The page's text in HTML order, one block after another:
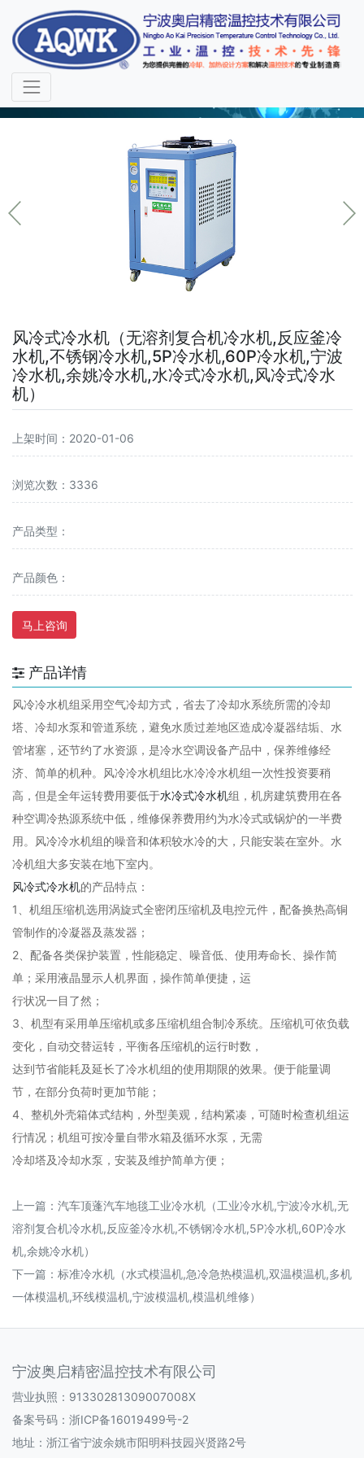
冷水机系列
风冷式冷水机（无溶剂复合机冷水机,反应釜冷
水机,不锈钢冷水机,5P冷水机,60P冷水机,宁波
冷水机,余姚冷水机,水冷式冷水机,风冷式冷水
机）
上架时间：2020-01-06
浏览次数：3336
产品类型：
产品颜色：
马上咨询
产品详情
风冷冷水机组采用空气冷却方式，省去了冷却水系统所需的冷却
塔、冷却水泵和管道系统，避免水质过差地区造成冷凝器结垢、水
管堵塞，还节约了水资源，是冷水空调设备产品中，保养维修经
济、简单的机种。风冷冷水机组比水冷冷水机组一次性投资要稍
高，但是全年运转费用要低于水冷式冷水机组，机房建筑费用在各
种空调冷热源系统中低，维修保养费用约为水冷式或锅炉的一半费
用。风冷冷水机组的噪音和体积较水冷的大，只能安装在室外。水
冷机组大多安装在地下室内。
风冷式冷水机的产品特点：
1、机组压缩机选用涡旋式全密闭压缩机及电控元件，配备换热高铜
管制作的冷凝器及蒸发器；
2、配备各类保护装置，性能稳定、噪音低、使用寿命长、操作简
单；采用液晶显示人机界面，操作简单便捷，运
行状况一目了然；
3、机型有采用单压缩机或多压缩机组合制冷系统。压缩机可依负载
变化，自动交替运转，平衡各压缩机的运行时数，
达到节省能耗及延长了冷水机组的使用期限的效果。便于能量调
节，在部分负荷时更加节能；
4、整机外壳箱体式结构，外型美观，结构紧凑，可随时检查机组运
行情况；机组可按冷量自带水箱及循环水泵，无需
冷却塔及冷却水泵，安装及维护简单方便；
上一篇： 汽车顶蓬汽车地毯工业冷水机（工业冷水机,宁波冷水机,无
溶剂复合机冷水机,反应釜冷水机,不锈钢冷水机,5P冷水机,60P冷水
机,余姚冷水机）
下一篇： 标准冷水机（水式模温机,急冷急热模温机,双温模温机,多机
一体模温机,环线模温机,宁波模温机,模温机维修）
宁波奥启精密温控技术有限公司
营业执照：91330281309007008X
备案号码： 浙ICP备16019499号-2
地址：浙江省宁波余姚市阳明科技园兴贤路2号